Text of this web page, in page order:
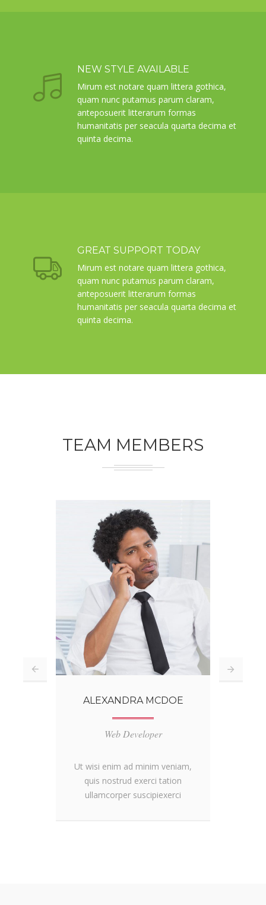
NEW STYLE AVAILABLE
Mirum est notare quam littera gothica,
quam nunc putamus parum claram,
anteposuerit litterarum formas
humanitatis per seacula quarta decima et
quinta decima.
GREAT SUPPORT TODAY
Mirum est notare quam littera gothica,
quam nunc putamus parum claram,
anteposuerit litterarum formas
humanitatis per seacula quarta decima et
quinta decima.
TEAM MEMBERS
ALEXANDRA MCDOE
Web Developer
Ut wisi enim ad minim veniam,
quis nostrud exerci tation
ullamcorper suscipiexerci